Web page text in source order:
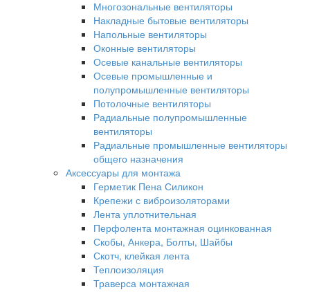
Многозональные вентиляторы
Накладные бытовые вентиляторы
Напольные вентиляторы
Оконные вентиляторы
Осевые канальные вентиляторы
Осевые промышленные и
полупромышленные вентиляторы
Потолочные вентиляторы
Радиальные полупромышленные
вентиляторы
Радиальные промышленные вентиляторы
общего назначения
Аксессуары для монтажа
Герметик Пена Силикон
Крепежи с виброизоляторами
Лента уплотнительная
Перфолента монтажная оцинкованная
Скобы, Анкера, Болты, Шайбы
Скотч, клейкая лента
Теплоизоляция
Траверса монтажная